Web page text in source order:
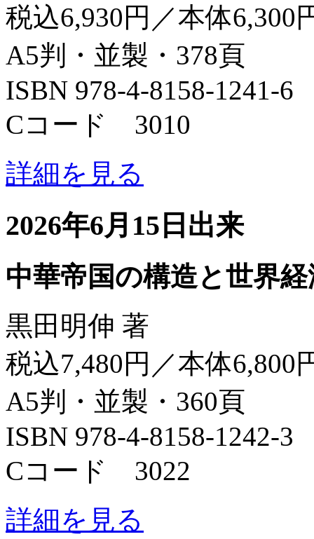
税込6,930円／本体6,300
A5判・並製・378頁
ISBN 978-4-8158-1241-6
Cコード 3010
詳細を見る
2026年6月15日出来
中華帝国の構造と世界
黒田明伸 著
税込7,480円／本体6,800
A5判・並製・360頁
ISBN 978-4-8158-1242-3
Cコード 3022
詳細を見る